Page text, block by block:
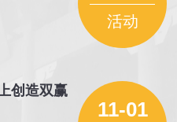
活动
11-01
创造双赢